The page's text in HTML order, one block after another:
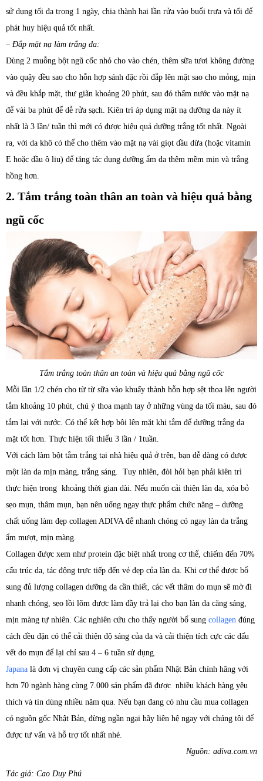
sử dụng tối đa trong 1 ngày, chia thành hai lần rửa vào buổi trưa và tối để
phát huy hiệu quả tốt nhất.
– Đắp mặt nạ làm trắng da:
Dùng 2 muỗng bột ngũ cốc nhỏ cho vào chén, thêm sữa tươi không đường
vào quậy đều sao cho hỗn hợp sánh đặc rồi đắp lên mặt sao cho mỏng, mịn
và đều khắp mặt, thư giãn khoảng 20 phút, sau đó thấm nước vào mặt nạ
để vài ba phút để dễ rửa sạch. Kiên trì áp dụng mặt nạ dưỡng da này ít
nhất là 3 lần/ tuần thì mới có được hiệu quả dưỡng trắng tốt nhất. Ngoài
ra, với da khô có thể cho thêm vào mặt nạ vài giọt dầu dừa (hoặc vitamin
E hoặc dầu ô liu) để tăng tác dụng dưỡng ẩm da thêm mềm mịn và trắng
hồng hơn.
2. Tắm trắng toàn thân an toàn và hiệu quả bằng
ngũ cốc
Tắm trắng toàn thân an toàn và hiệu quả bằng ngũ cốc
Mỗi lần 1/2 chén cho từ từ sữa vào khuấy thành hỗn hợp sệt thoa lên người
tắm khoảng 10 phút, chú ý thoa mạnh tay ở những vùng da tối màu, sau đó
tắm lại với nước. Có thể kết hợp bôi lên mặt khi tắm để dưỡng trắng da
mặt tốt hơn. Thực hiện tối thiểu 3 lần / 1tuần.
Với cách làm bột tắm trắng tại nhà hiệu quả ở trên, bạn dễ dàng có được
một làn da mịn màng, trắng sáng. Tuy nhiên, đòi hỏi bạn phải kiên trì
thực hiện trong khoảng thời gian dài. Nếu muốn cải thiện làn da, xóa bỏ
sẹo mụn, thâm mụn, bạn nên uống ngay thực phẩm chức năng – dưỡng
chất uống làm đẹp collagen ADIVA để nhanh chóng có ngay làn da trắng
ẩm mượt, mịn màng.
Collagen được xem như protein đặc biệt nhất trong cơ thể, chiếm đến 70%
cấu trúc da, tác động trực tiếp đến vẻ đẹp của làn da. Khi cơ thể được bổ
sung đủ lượng collagen dưỡng da cần thiết, các vết thâm do mụn sẽ mờ đi
nhanh chóng, sẹo lồi lõm được làm đầy trả lại cho bạn làn da căng sáng,
mịn màng tự nhiên. Các nghiên cứu cho thấy người bổ sung collagen đúng
cách đều đặn có thể cải thiện độ sáng của da và cải thiện tích cực các dấu
vết do mụn để lại chỉ sau 4 – 6 tuần sử dụng.
Japana là đơn vị chuyên cung cấp các sản phẩm Nhật Bản chính hãng với
hơn 70 ngành hàng cùng 7.000 sản phẩm đã được nhiều khách hàng yêu
thích và tin dùng nhiều năm qua. Nếu bạn đang có nhu cầu mua collagen
có nguồn gốc Nhật Bản, đừng ngần ngại hãy liên hệ ngay với chúng tôi để
được tư vấn và hỗ trợ tốt nhất nhé.
Nguồn: adiva.com.vn
Tác giả: Cao Duy Phú